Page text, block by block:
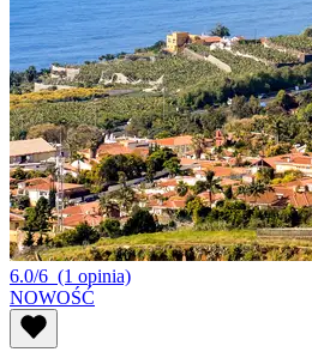
6.0/6 (1 opinia)
NOWOŚĆ